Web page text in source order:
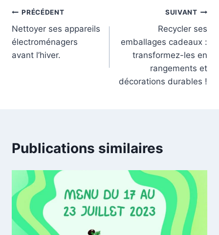
Navigation
de
l’article
PRÉCÉDENT
Nettoyer ses appareils
électroménagers
avant l’hiver.
SUIVANT
Recycler ses
emballages cadeaux :
transformez-les en
rangements et
décorations durables !
Publications similaires